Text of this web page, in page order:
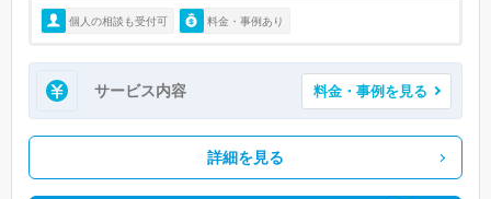
個人の相談も受付可 料金・事例あり
サービス内容 料金・事例を見る
詳細を見る